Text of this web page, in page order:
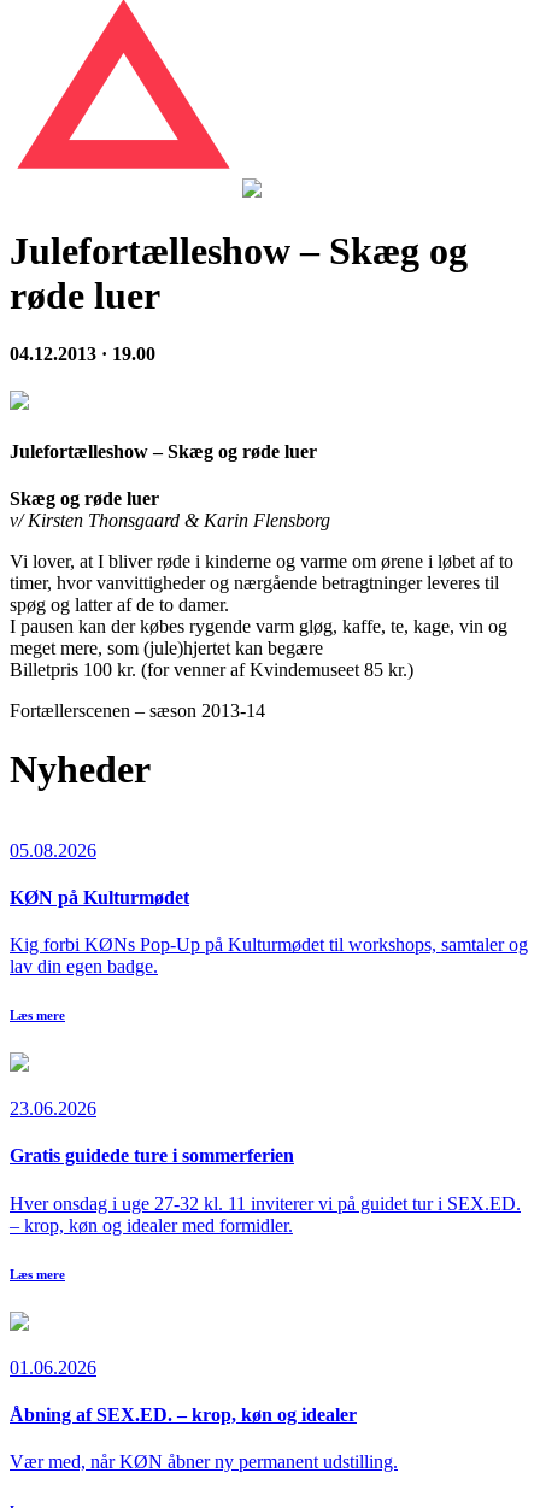
Julefortælleshow – Skæg og
røde luer
04.12.2013 · 19.00
Julefortælleshow – Skæg og røde luer
Skæg og røde luer
v/ Kirsten Thonsgaard & Karin Flensborg
Vi lover, at I bliver røde i kinderne og varme om ørene i løbet af to
timer, hvor vanvittigheder og nærgående betragtninger leveres til
spøg og latter af de to damer.
I pausen kan der købes rygende varm gløg, kaffe, te, kage, vin og
meget mere, som (jule)hjertet kan begære
Billetpris 100 kr. (for venner af Kvindemuseet 85 kr.)
Fortællerscenen – sæson 2013-14
Nyheder
05.08.2026
KØN på Kulturmødet
Kig forbi KØNs Pop-Up på Kulturmødet til workshops, samtaler og
lav din egen badge.
Læs mere
23.06.2026
Gratis guidede ture i sommerferien
Hver onsdag i uge 27-32 kl. 11 inviterer vi på guidet tur i SEX.ED.
– krop, køn og idealer med formidler.
Læs mere
01.06.2026
Åbning af SEX.ED. – krop, køn og idealer
Vær med, når KØN åbner ny permanent udstilling.